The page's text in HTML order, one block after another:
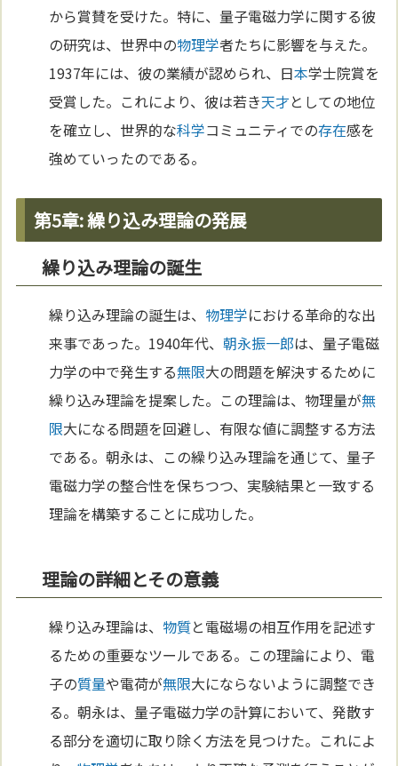
から賞賛を受けた。特に、量子電磁力学に関する彼
の研究は、世界中の物理学者たちに影響を与えた。
1937年には、彼の業績が認められ、日本学士院賞を
受賞した。これにより、彼は若き天才としての地位
を確立し、世界的な科学コミュニティでの存在感を
強めていったのである。
第5章: 繰り込み理論の発展
繰り込み理論の誕生
繰り込み理論の誕生は、 物理学における革命的な出
来事であった。1940年代、朝永振一郎は、量子電磁
力学の中で発生する無限大の問題を解決するために
繰り込み理論を提案した。この理論は、物理量が無
限大になる問題を回避し、有限な値に調整する方法
である。朝永は、この繰り込み理論を通じて、量子
電磁力学の整合性を保ちつつ、実験結果と一致する
理論を構築することに成功した。
理論の詳細とその意義
繰り込み理論は、 物質と電磁場の相互作用を記述す
るための重要なツールである。この理論により、電
子の質量や電荷が無限大にならないように調整でき
る。朝永は、量子電磁力学の計算において、発散す
る部分を適切に取り除く方法を見つけた。これによ